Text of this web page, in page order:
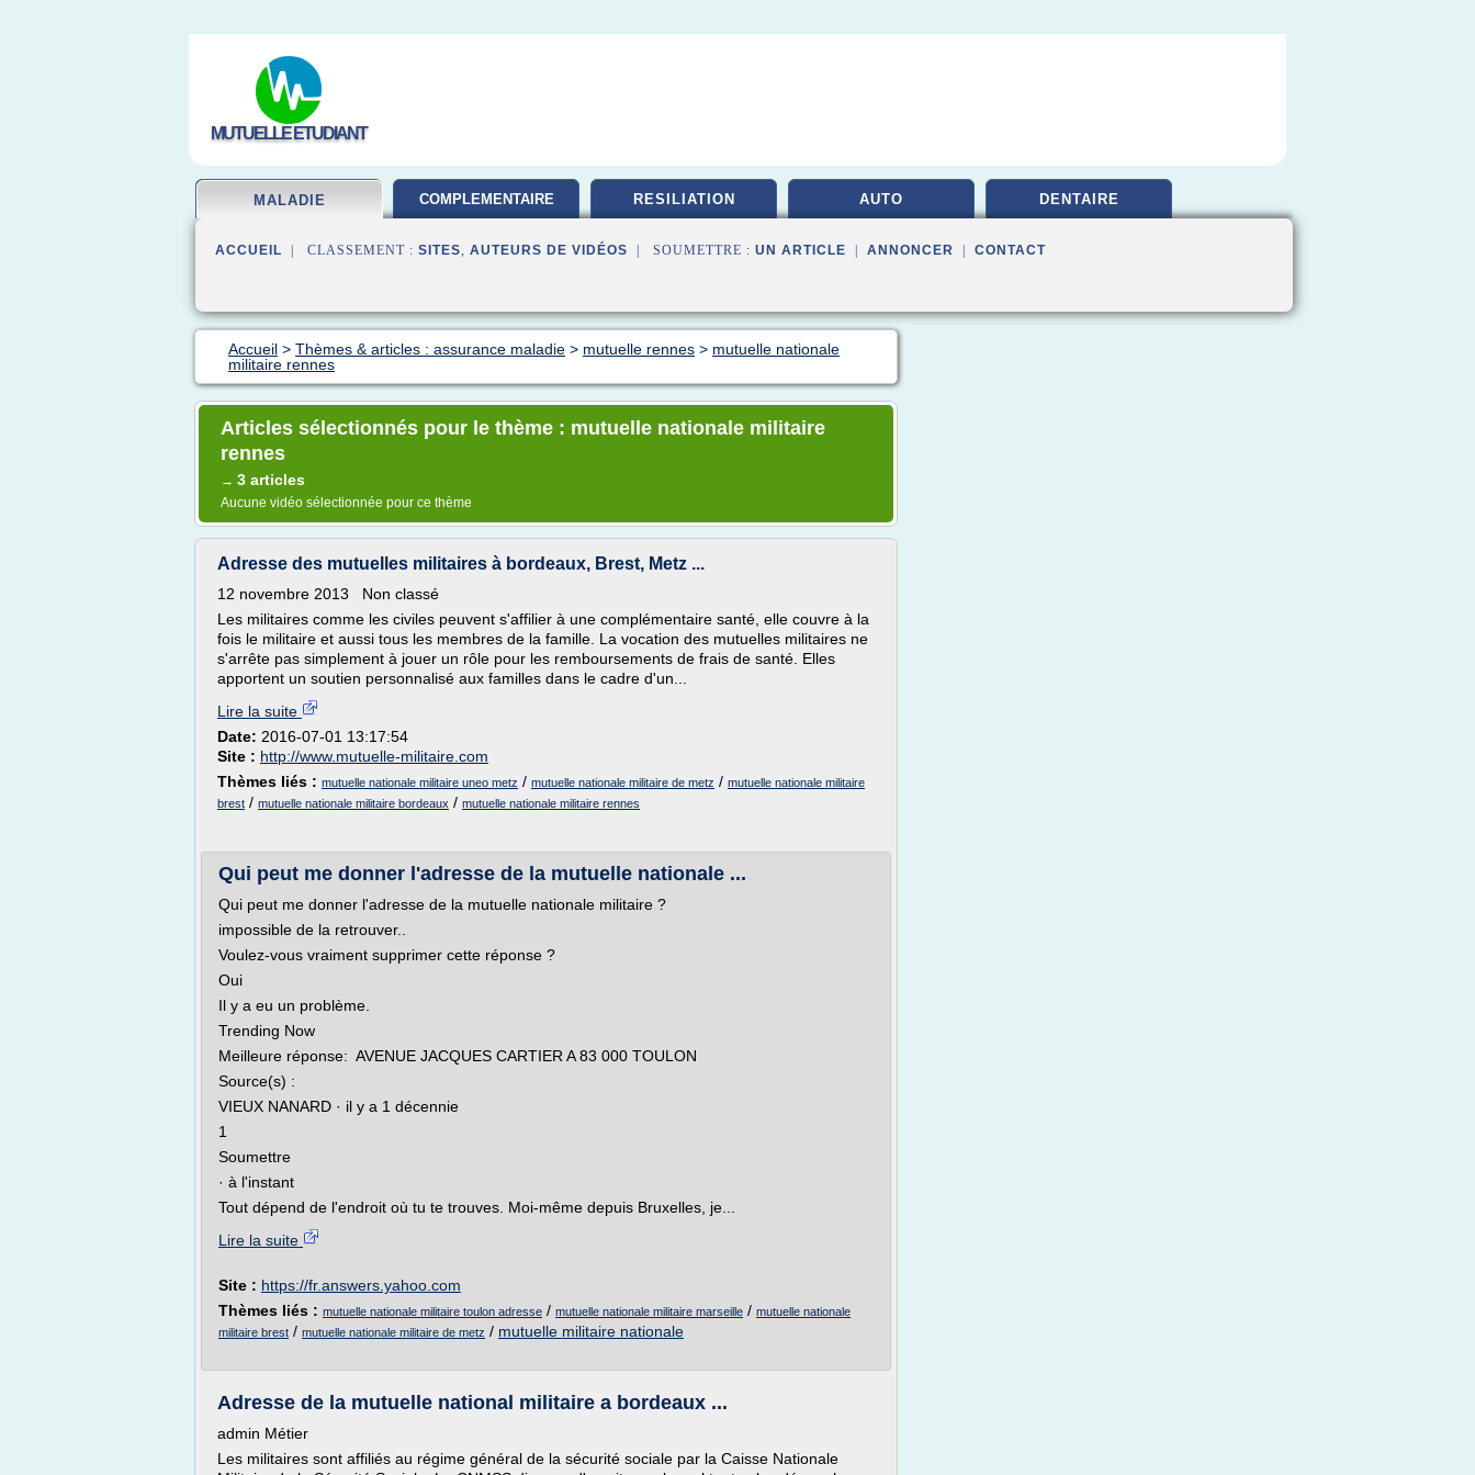
MUTUELLE ETUDIANT
MALADIE COMPLEMENTAIRE RESILIATION AUTO DENTAIRE
ACCUEIL | CLASSEMENT : SITES, AUTEURS DE VIDÉOS | SOUMETTRE : UN ARTICLE ANNONCER CONTACT
Accueil > Thèmes & articles : assurance maladie > mutuelle rennes > mutuelle nationale
militaire rennes
Articles sélectionnés pour le thème : mutuelle nationale militaire
rennes
→ 3 articles
Aucune vidéo sélectionnée pour ce thème
Adresse des mutuelles militaires à bordeaux, Brest, Metz ...
12 novembre 2013 Non classé
Les militaires comme les civiles peuvent s'affilier à une complémentaire santé, elle couvre à la
fois le militaire et aussi tous les membres de la famille. La vocation des mutuelles militaires ne
s'arrête pas simplement à jouer un rôle pour les remboursements de frais de santé. Elles
apportent un soutien personnalisé aux familles dans le cadre d'un...
Lire la suite
Date: 2016-07-01 13:17:54
Site : http://www.mutuelle-militaire.com
Thèmes liés : mutuelle nationale militaire uneo metz / mutuelle nationale militaire de metz / mutuelle nationale militaire
brest / mutuelle nationale militaire bordeaux / mutuelle nationale militaire rennes
Qui peut me donner l'adresse de la mutuelle nationale ...
Qui peut me donner l'adresse de la mutuelle nationale militaire ?
impossible de la retrouver..
Voulez-vous vraiment supprimer cette réponse ?
Oui
Il y a eu un problème.
Trending Now
Meilleure réponse: AVENUE JACQUES CARTIER A 83 000 TOULON
Source(s) :
VIEUX NANARD · il y a 1 décennie
1
Soumettre
· à l'instant
Tout dépend de l'endroit où tu te trouves. Moi-même depuis Bruxelles, je...
Lire la suite
Site : https://fr.answers.yahoo.com
Thèmes liés : mutuelle nationale militaire toulon adresse / mutuelle nationale militaire marseille / mutuelle nationale
militaire brest / mutuelle nationale militaire de metz / mutuelle militaire nationale
Adresse de la mutuelle national militaire a bordeaux ...
admin Métier
Les militaires sont affiliés au régime général de la sécurité sociale par la Caisse Nationale